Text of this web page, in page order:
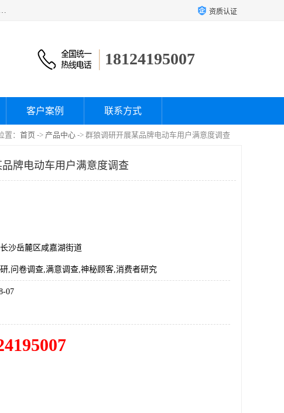
咨询为一体的一站式市场研究服务机构，主要服务：市场调研、三方评估、满意度研究、快消研究、地产物业调查、品牌研究、神秘顾客调查、行业研究、产品研究、公共事务专项调查等。 资质认证
18124195007
客户案例 联系方式
置： 首页 -> 产品中心 -> 群狼调研开展某品牌电动车用户满意度调查
牌电动车用户满意度调查
沙岳麓区咸嘉湖街道
,问卷调查,满意调查,神秘顾客,消费者研究
07